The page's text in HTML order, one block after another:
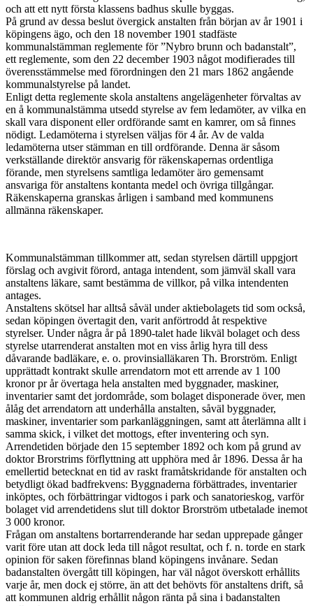
och att ett nytt första klassens badhus skulle byggas.
På grund av dessa beslut övergick anstalten från början av år 1901 i
köpingens ägo, och den 18 november 1901 stadfäste
kommunalstämman reglemente för ”Nybro brunn och badanstalt”,
ett reglemente, som den 22 december 1903 något modifierades till
överensstämmelse med förordningen den 21 mars 1862 angående
kommunalstyrelse på landet.
Enligt detta reglemente skola anstaltens angelägenheter förvaltas av
en å kommunalstämma utsedd styrelse av fem ledamöter, av vilka en
skall vara disponent eller ordförande samt en kamrer, om så finnes
nödigt. Ledamöterna i styrelsen väljas för 4 år. Av de valda
ledamöterna utser stämman en till ordförande. Denna är såsom
verkställande direktör ansvarig för räkenskapernas ordentliga
förande, men styrelsens samtliga ledamöter äro gemensamt
ansvariga för anstaltens kontanta medel och övriga tillgångar.
Räkenskaperna granskas årligen i samband med kommunens
allmänna räkenskaper.
Kommunalstämman tillkommer att, sedan styrelsen därtill uppgjort
förslag och avgivit förord, antaga intendent, som jämväl skall vara
anstaltens läkare, samt bestämma de villkor, på vilka intendenten
antages.
Anstaltens skötsel har alltså såväl under aktiebolagets tid som också,
sedan köpingen övertagit den, varit anförtrodd åt respektive
styrelser. Under några år på 1890-talet hade likväl bolaget och dess
styrelse utarrenderat anstalten mot en viss årlig hyra till dess
dåvarande badläkare, e. o. provinsialläkaren Th. Brorström. Enligt
upprättadt kontrakt skulle arrendatorn mot ett arrende av 1 100
kronor pr år övertaga hela anstalten med byggnader, maskiner,
inventarier samt det jordområde, som bolaget disponerade över, men
ålåg det arrendatorn att underhålla anstalten, såväl byggnader,
maskiner, inventarier som parkanläggningen, samt att återlämna allt i
samma skick, i vilket det mottogs, efter inventering och syn.
Arrendetiden började den 15 september 1892 och kom på grund av
doktor Brorstrims förflyttning att upphöra med år 1896. Dessa år ha
emellertid betecknat en tid av raskt framåtskridande för anstalten och
betydligt ökad badfrekvens: Byggnaderna förbättrades, inventarier
inköptes, och förbättringar vidtogos i park och sanatorieskog, varför
bolaget vid arrendetidens slut till doktor Brorström utbetalade inemot
3 000 kronor.
Frågan om anstaltens bortarrenderande har sedan upprepade gånger
varit före utan att dock leda till något resultat, och f. n. torde en stark
opinion för saken förefinnas bland köpingens invånare. Sedan
badanstalten övergått till köpingen, har väl något överskott erhållits
varje år, men dock ej större, än att det behövts för anstaltens drift, så
att kommunen aldrig erhållit någon ränta på sina i badanstalten